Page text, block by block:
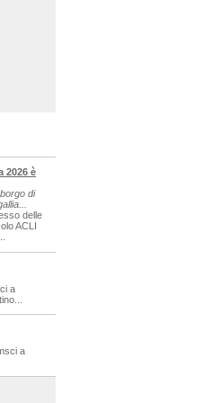
2026 è
di
delle
ACLI
a
a